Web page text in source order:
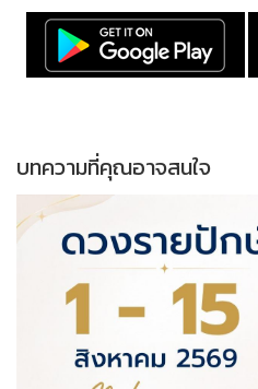
บทความที่คุณอาจสนใจ